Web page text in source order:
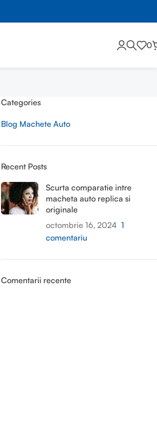
0
Categories
Blog Machete Auto
Recent Posts
Scurta comparatie intre
macheta auto replica si
originale
octombrie 16, 2024 1
comentariu
Comentarii recente